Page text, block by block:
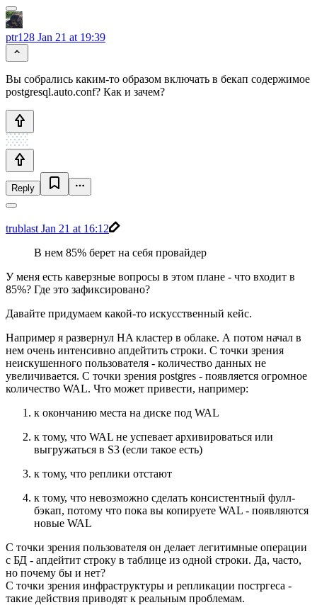
ptr128 Jan 21 at 19:39
Вы собрались каким-то образом включать в бекап содержимое
postgresql.auto.conf? Как и зачем?
Reply
trublast Jan 21 at 16:12
В нем 85% берет на себя провайдер
У меня есть каверзные вопросы в этом плане - что входит в
85%? Где это зафиксировано?
Давайте придумаем какой-то искусственный кейс.
Например я развернул HA кластер в облаке. А потом начал в
нем очень интенсивно апдейтить строки. С точки зрения
неискушенного пользователя - количество данных не
увеличивается. С точки зрения postgres - появляется огромное
количество WAL. Что может привести, например:
к окончанию места на диске под WAL
к тому, что WAL не успевает архивироваться или
выгружаться в S3 (если такое есть)
к тому, что реплики отстают
к тому, что невозможно сделать консистентный фулл-
бэкап, потому что пока вы копируете WAL - появляются
новые WAL
С точки зрения пользователя он делает легитимные операции
с БД - апдейтит строку в таблице из одной строки. Да, часто,
но почему бы и нет?
С точки зрения инфраструктуры и репликации постргеса -
такие действия приводят к реальным проблемам.